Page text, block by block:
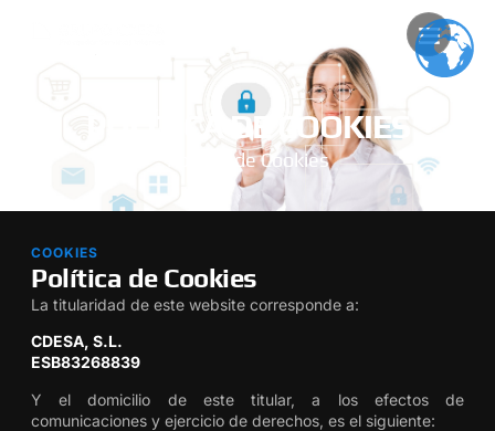
POLÍTICA DE COOKIES
Política de Cookies
COOKIES
Política de Cookies
La titularidad de este website corresponde a:
CDESA, S.L.
ESB83268839
Y el domicilio de este titular, a los efectos de
comunicaciones y ejercicio de derechos, es el siguiente: